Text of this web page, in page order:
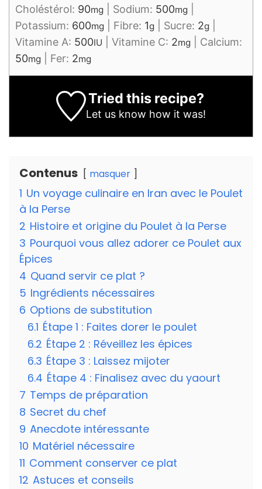
Choléstérol: 90mg Sodium: 500mg
Potassium: 600mg Fibre: 1g Sucre: 2g
Vitamine A: 500IU Vitamine C: 2mg
Calcium:
50mg Fer: 2mg
Tried this recipe?
Let us know how it was!
Contenus masquer
1 Un voyage culinaire en Iran avec le Poulet
à la Perse
2 Histoire et origine du Poulet à la Perse
3 Pourquoi vous allez adorer ce Poulet aux
Épices
4 Quand servir ce plat ?
5 Ingrédients nécessaires
6 Options de substitution
6.1 Étape 1 : Faites dorer le poulet
6.2 Étape 2 : Réveillez les épices
6.3 Étape 3 : Laissez mijoter
6.4 Étape 4 : Finalisez avec du yaourt
7 Temps de préparation
8 Secret du chef
9 Anecdote intéressante
10 Matériel nécessaire
11 Comment conserver ce plat
12 Astuces et conseils